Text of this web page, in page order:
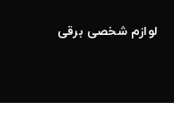
لوازم شخصی برقی